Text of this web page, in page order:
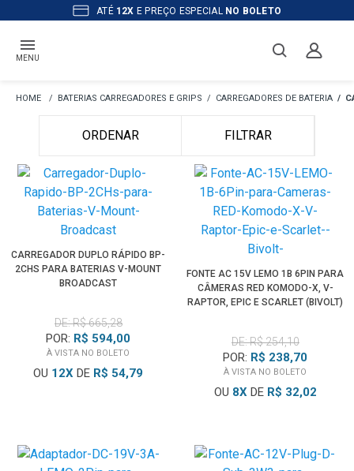
ATÉ 12X E PREÇO ESPECIAL NO BOLETO
MENU
BATERIAS CARREGADORES E GRIPS CARREGADORES DE BATERIA
ORDENAR FILTRAR
CARREGADOR DUPLO RÁPIDO BP-
2CHS PARA BATERIAS V-MOUNT
BROADCAST
DE: R$ 665,28
POR: R$ 594,00
À VISTA NO BOLETO
OU 12X DE R$ 54,79
FONTE AC 15V LEMO 1B 6PIN PARA
CÂMERAS RED KOMODO-X, V-
RAPTOR, EPIC E SCARLET (BIVOLT)
DE: R$ 254,10
POR: R$ 238,70
À VISTA NO BOLETO
OU 8XDE R$ 32,02